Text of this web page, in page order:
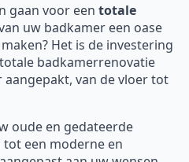
gaan voor een totale
uw badkamer een oase
Het is de investering
badkamerrenovatie
van de vloer tot
oude en gedateerde
een moderne en